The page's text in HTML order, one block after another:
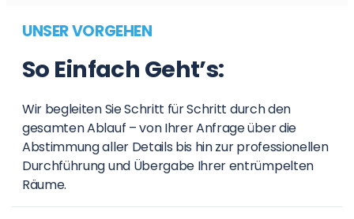
UNSER VORGEHEN
So Einfach Geht’s:
Wir begleiten Sie Schritt für Schritt durch den
gesamten Ablauf – von Ihrer Anfrage über die
Abstimmung aller Details bis hin zur professionellen
Durchführung und Übergabe Ihrer entrümpelten
Räume.